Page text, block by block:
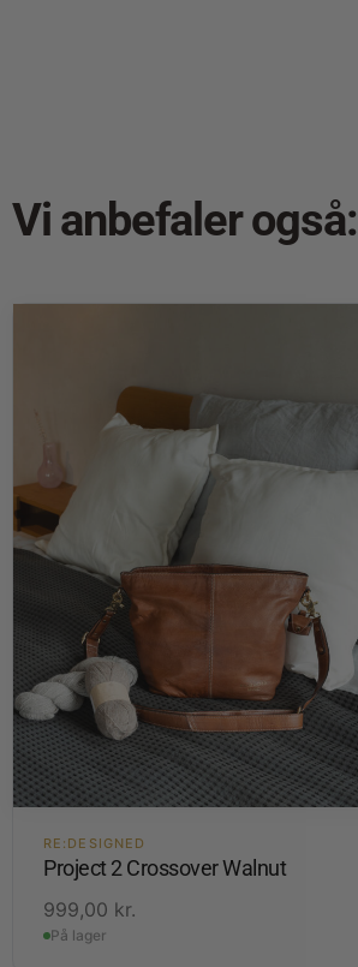
Vi anbefaler også:
RE:DESIGNED
Project 2 Crossover Walnut
999,00 kr.
På lager